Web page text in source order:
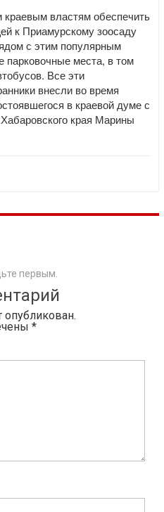
властям обеспечить
к Приамурскому зоосаду
с этим популярным
парковочные места, в том
Все эти
внесли во время
в краевой думе с
края Марины
первым.
опубликован.
*